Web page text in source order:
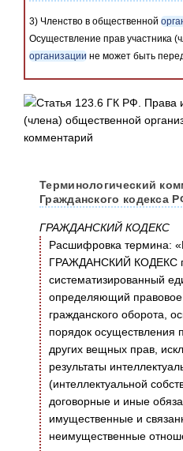
3) Членство в общественной
Осуществление прав участника
организации не может быть
Терминологический
Гражданского кодекса
ГРАЖДАНСКИЙ КОДЕКС
Расшифровка термина:
ГРАЖДАНСКИЙ КОДЕКС
систематизированный
определяющий правовое
гражданского оборота,
порядок осуществления
других вещных прав,
результаты
(интеллектуальной
договорные и иные
имущественные и
неимущественные